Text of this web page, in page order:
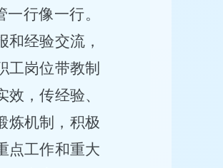
行像一行。
经验交流，
工岗位带教制
，传经验、
炼机制，积极
点工作和重大